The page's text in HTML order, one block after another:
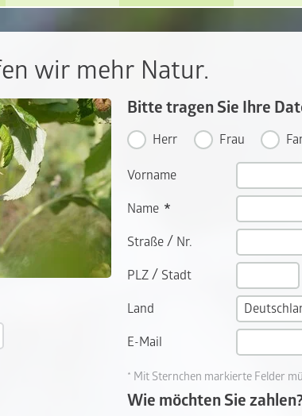
wir mehr Natur.
Bitte tragen Sie Ihre
Herr Frau
Vorname
Name
Straße / Nr.
PLZ / Stadt
Land
E-Mail
* Mit Sternchen markierte Felder
Wie möchten Sie